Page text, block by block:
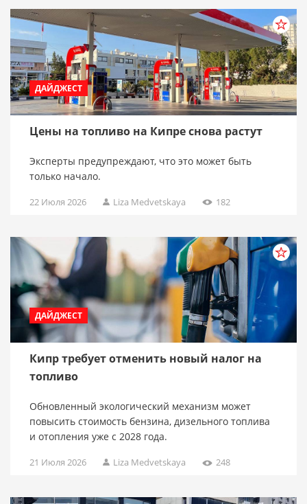
ДАЙДЖЕСТ
Цены на топливо на Кипре снова растут
Эксперты предупреждают, что это может быть
только начало.
22 Июля 2026 Liza Medvetskaya 182
ДАЙДЖЕСТ
Кипр требует отменить новый налог на
топливо
Обновленный экологический механизм может
повысить стоимость бензина, дизельного топлива
и отопления уже с 2028 года.
21 Июля 2026 Liza Medvetskaya 248